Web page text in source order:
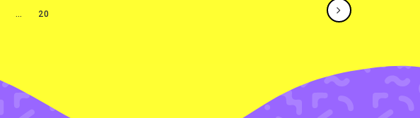
… 20